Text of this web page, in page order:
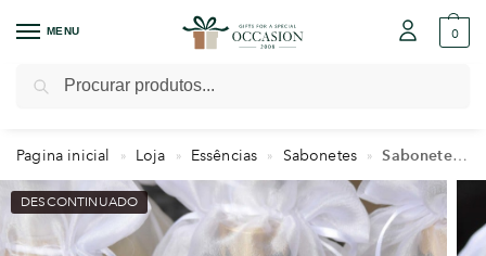
MENU 0
Pagina inicial » Loja » Essências » Sabonetes » Sabonete Líquido Retro 250Ml
DESCONTINUADO